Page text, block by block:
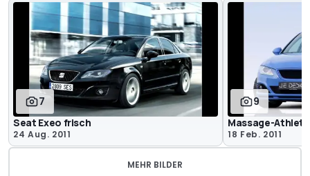
7
Seat Exeo frisch
24 Aug. 2011
9
Massage-Athlet
18 Feb. 2011
MEHR BILDER